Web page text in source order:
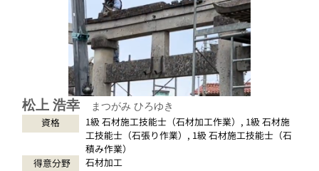
松上 浩幸 まつがみ ひろゆき
資格
1級 石材施工技能士（石材加工作業）, 1級 石材施
工技能士（石張り作業）, 1級 石材施工技能士（石
積み作業）
得意分野
石材加工